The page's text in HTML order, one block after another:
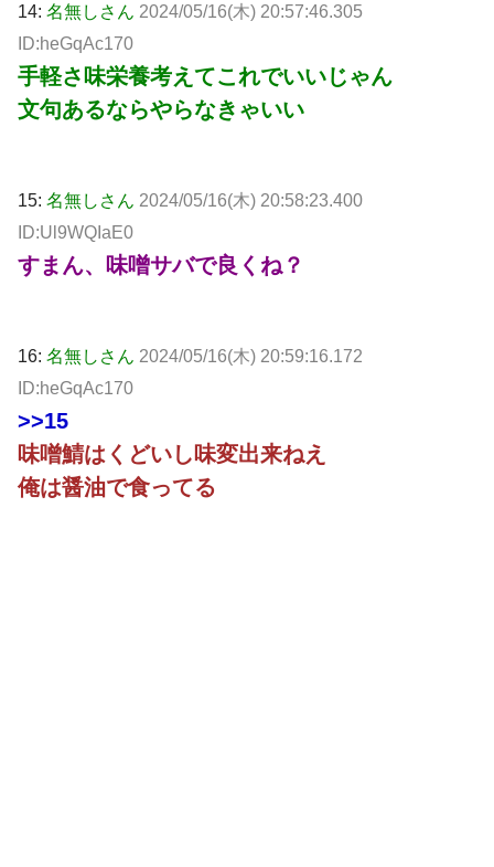
14: 名無しさん 2024/05/16(木) 20:57:46.305
ID:heGqAc170
手軽さ味栄養考えてこれでいいじゃん
文句あるならやらなきゃいい
15: 名無しさん 2024/05/16(木) 20:58:23.400
ID:Ul9WQIaE0
すまん、味噌サバで良くね？
16: 名無しさん 2024/05/16(木) 20:59:16.172
ID:heGqAc170
>>15
味噌鯖はくどいし味変出来ねえ
俺は醤油で食ってる